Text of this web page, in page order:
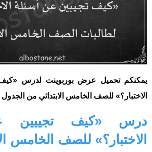
يمكنكم تحميل عرض بوربوينت لدرس
الاختبار؟» للصف الخامس الابتدائي من
درس «كيف تجيبين
الاختبار؟» للصف الخامس